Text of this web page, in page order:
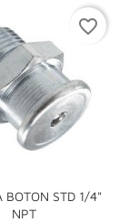
BOTON STD 1/4"
NPT
favorite_border